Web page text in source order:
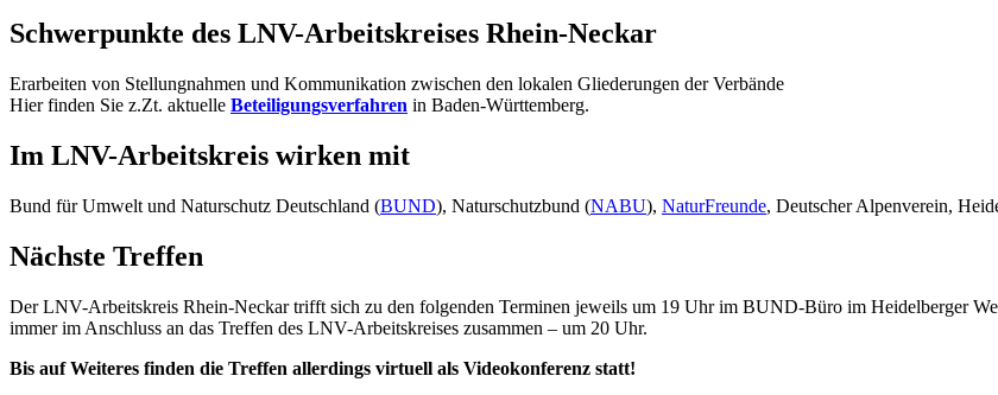
Schwerpunkte des LNV-Arbeitskreises Rhein-Neckar
Erarbeiten von Stellungnahmen und Kommunikation zwischen den lokalen Gliederungen der Verbände
Hier finden Sie z.Zt. aktuelle Beteiligungsverfahren in Baden-Württemberg.
Im LNV-Arbeitskreis wirken mit
Bund für Umwelt und Naturschutz Deutschland (BUND), Naturschutzbund (NABU), NaturFreunde, Deutscher Alpenverein,
Nächste Treffen
Der LNV-Arbeitskreis Rhein-Neckar trifft sich zu den folgenden Terminen jeweils um 19 Uhr im BUND-Büro im Heidelberger
immer im Anschluss an das Treffen des LNV-Arbeitskreises zusammen – um 20 Uhr.
Bis auf Weiteres finden die Treffen allerdings virtuell als Videokonferenz statt!